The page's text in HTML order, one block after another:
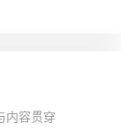
内容贯穿